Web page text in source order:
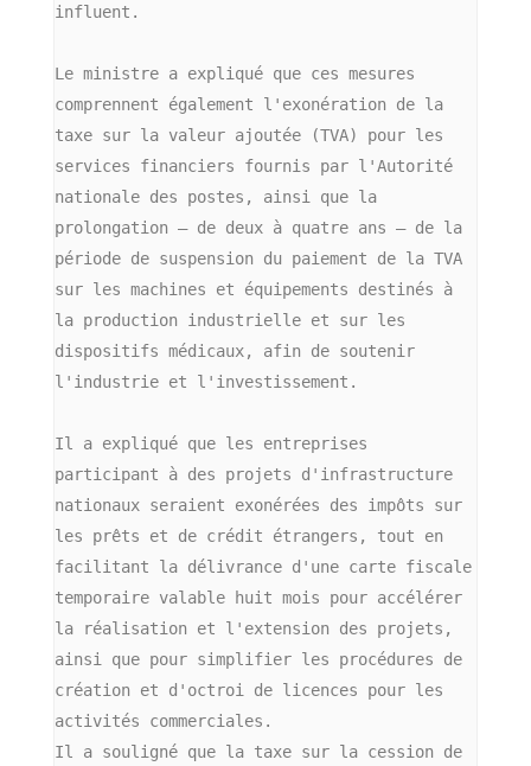
influent.
Le ministre a expliqué que ces mesures
comprennent également l'exonération de la
taxe sur la valeur ajoutée (TVA) pour les
services financiers fournis par l'Autorité
nationale des postes, ainsi que la
prolongation — de deux à quatre ans — de la
période de suspension du paiement de la TVA
sur les machines et équipements destinés à
la production industrielle et sur les
dispositifs médicaux, afin de soutenir
l'industrie et l'investissement.
Il a expliqué que les entreprises
participant à des projets d'infrastructure
nationaux seraient exonérées des impôts sur
les prêts et de crédit étrangers, tout en
facilitant la délivrance d'une carte fiscale
temporaire valable huit mois pour accélérer
la réalisation et l'extension des projets,
ainsi que pour simplifier les procédures de
création et d'octroi de licences pour les
activités commerciales.
Il a souligné que la taxe sur la cession de